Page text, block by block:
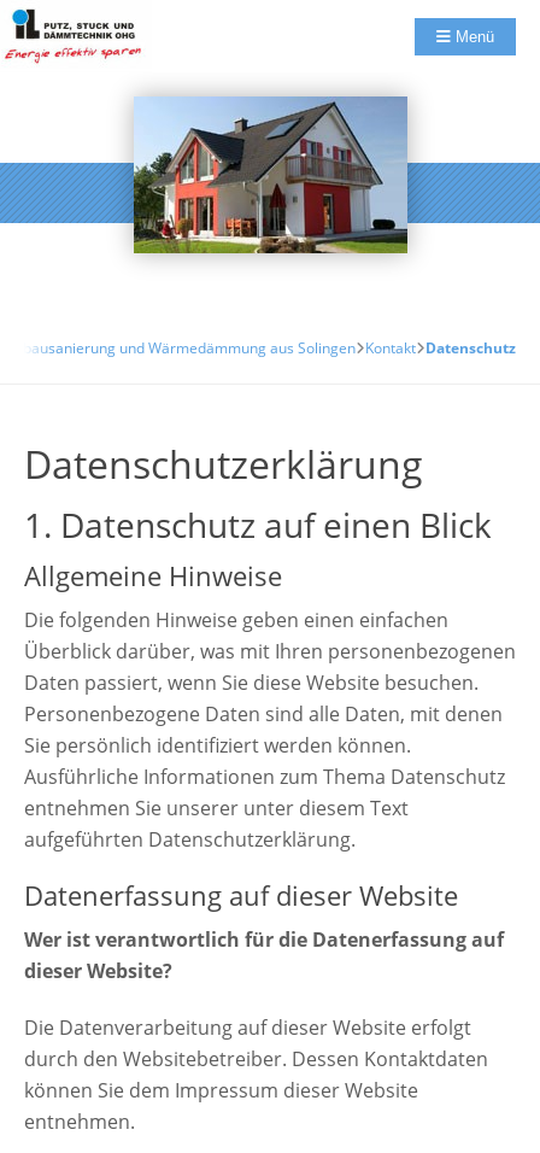
Menü
Altbausanierung und Wärmedämmung aus Solingen Kontakt Datenschutz
Datenschutzerklärung
1. Datenschutz auf einen Blick
Allgemeine Hinweise
Die folgenden Hinweise geben einen einfachen
Überblick darüber, was mit Ihren personenbezogenen
Daten passiert, wenn Sie diese Website besuchen.
Personenbezogene Daten sind alle Daten, mit denen
Sie persönlich identifiziert werden können.
Ausführliche Informationen zum Thema Datenschutz
entnehmen Sie unserer unter diesem Text
aufgeführten Datenschutzerklärung.
Datenerfassung auf dieser Website
Wer ist verantwortlich für die Datenerfassung auf
dieser Website?
Die Datenverarbeitung auf dieser Website erfolgt
durch den Websitebetreiber. Dessen Kontaktdaten
können Sie dem Impressum dieser Website
entnehmen.